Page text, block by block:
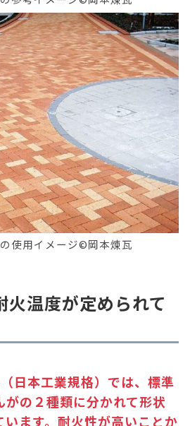
使用イメージ©岡本煉瓦
火温度が定められて
日本工業規格）では、標準
の２種類に分かれて形状
います。耐火性が高いことか